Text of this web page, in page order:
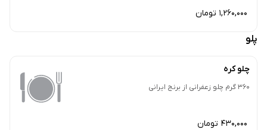
1,260,000 تومان
پلو
چلو کره
360 گرم چلو زعفرانی از برنج ایرانی
430,000 تومان